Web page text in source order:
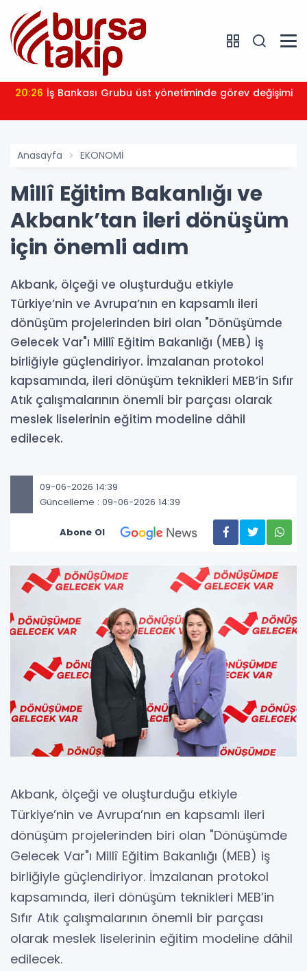
20:26 İş Bankası Grubu üst yönetiminde görev değişimi
Anasayfa EKONOMİ
Millî Eğitim Bakanlığı ve
Akbank’tan ileri dönüşüm
için önemli adım
Akbank, ölçeği ve oluşturduğu etkiyle
Türkiye’nin ve Avrupa’nın en kapsamlı ileri
dönüşüm projelerinden biri olan "Dönüşümde
Gelecek Var"ı Millî Eğitim Bakanlığı (MEB) iş
birliğiyle güçlendiriyor. İmzalanan protokol
kapsamında, ileri dönüşüm teknikleri MEB’in Sıfır
Atık çalışmalarının önemli bir parçası olarak
meslek liselerinin eğitim modeline dâhil
edilecek.
09-06-2026 14:39
Güncelleme : 09-06-2026 14:39
Abone Ol
Akbank, ölçeği ve oluşturduğu etkiyle
Türkiye’nin ve Avrupa’nın en kapsamlı ileri
dönüşüm projelerinden biri olan "Dönüşümde
Gelecek Var"ı Millî Eğitim Bakanlığı (MEB) iş
birliğiyle güçlendiriyor. İmzalanan protokol
kapsamında, ileri dönüşüm teknikleri MEB’in
Sıfır Atık çalışmalarının önemli bir parçası
olarak meslek liselerinin eğitim modeline dâhil
edilecek.